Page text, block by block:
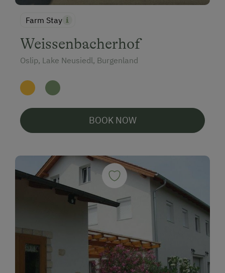
Farm Stay
Weissenbacherhof
Oslip, Lake Neusiedl, Burgenland
BOOK NOW